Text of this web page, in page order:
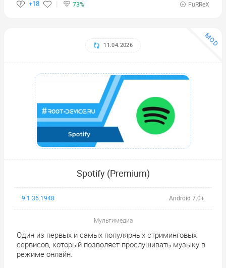
+18 73% FuRReX
MOD
11.04.2026
Spotify (Premium)
9.1.36.1948 Android 7.0+
Мультимедиа
Один из первых и самых популярных стриминговых
сервисов, который позволяет прослушивать музыку в
режиме онлайн.